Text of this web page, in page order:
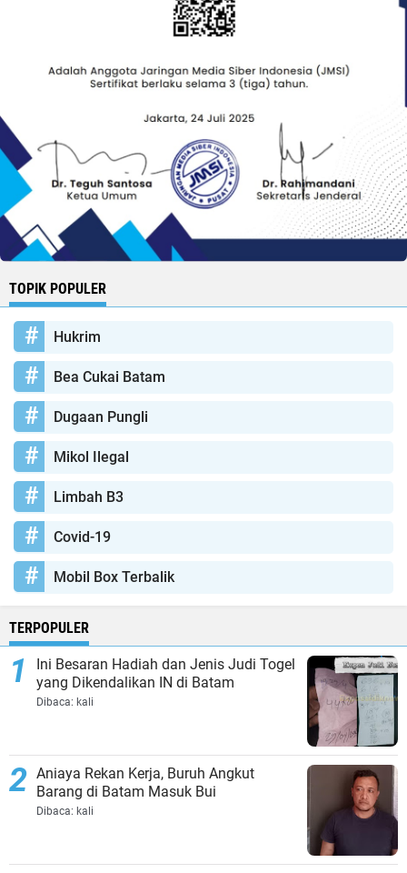
TOPIK POPULER
Hukrim
Bea Cukai Batam
Dugaan Pungli
Mikol Ilegal
Limbah B3
Covid-19
Mobil Box Terbalik
TERPOPULER
Ini Besaran Hadiah dan Jenis Judi Togel
yang Dikendalikan IN di Batam
Dibaca: kali
Aniaya Rekan Kerja, Buruh Angkut
Barang di Batam Masuk Bui
Dibaca: kali